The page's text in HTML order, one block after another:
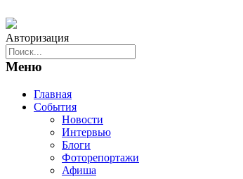
Авторизация
Меню
Главная
События
Новости
Интервью
Блоги
Фоторепортажи
Афиша